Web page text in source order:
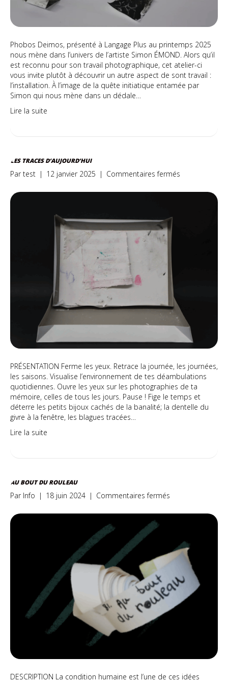
Phobos Deimos, présenté à Langage Plus au printemps 2025
nous mène dans l’univers de l’artiste Simon ÉMOND. Alors qu’il
est reconnu pour son travail photographique, cet atelier-ci
vous invite plutôt à découvrir un autre aspect de sont travail :
l’installation. À l’image de la quête initiatique entamée par
Simon qui nous mène dans un dédale…
Lire la suite
LES TRACES D’AUJOURD’HUI
Partest | 12 janvier 2025 | Commentaires fermés
traces
d’aujourd’hui
PRÉSENTATION Ferme les yeux. Retrace la journée, les journées,
les saisons. Visualise l’environnement de tes déambulations
quotidiennes. Ouvre les yeux sur les photographies de ta
mémoire, celles de tous les jours. Pause ! Fige le temps et
déterre les petits bijoux cachés de la banalité; la dentelle du
givre à la fenêtre, les blagues tracées…
Lire la suite
AU BOUT DU ROULEAU
Par Info | 18 juin 2024 | Commentaires fermés
bout
DESCRIPTION La condition humaine est l’une de ces idées